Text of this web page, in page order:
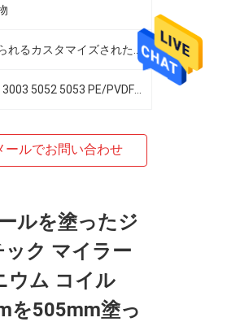
ールでお問い合わせ
ルを塗ったジ
ク マイラー
ウム コイル
を505mm塗っ